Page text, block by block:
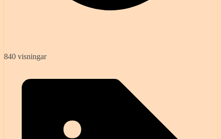
840 visningar